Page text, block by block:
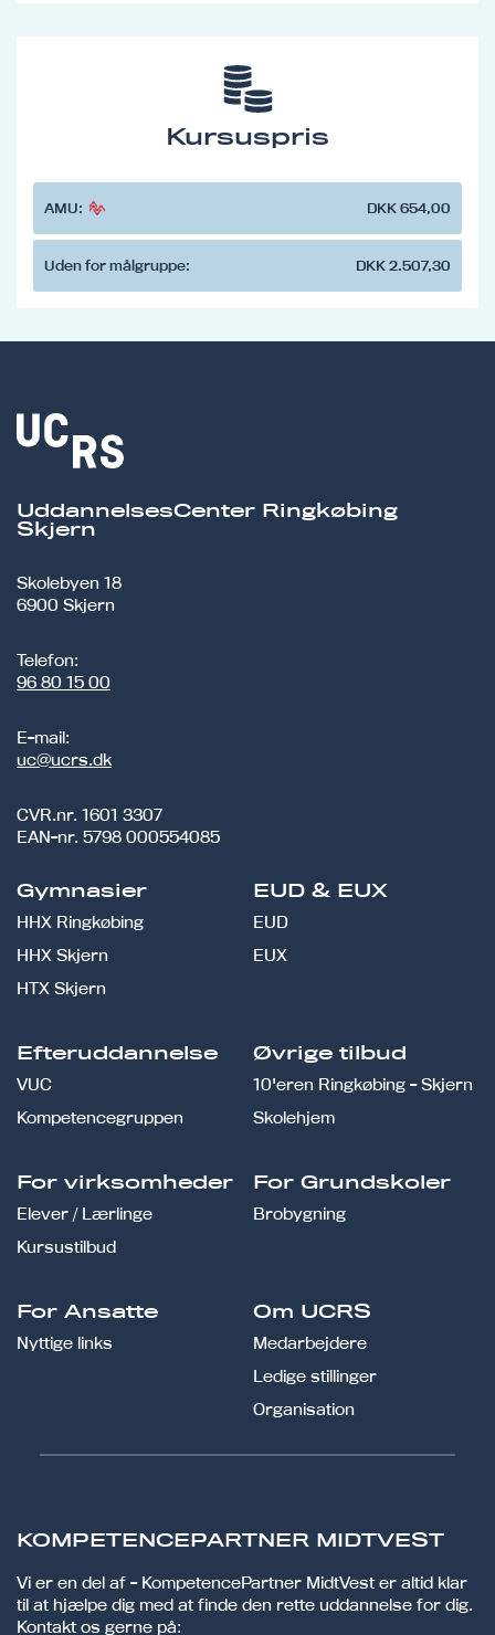
Kursuspris
AMU: DKK 654,00
Uden for målgruppe: DKK 2.507,30
UddannelsesCenter Ringkøbing
Skjern
Skolebyen 18
6900 Skjern
Telefon:
96 80 15 00
E-mail:
uc@ucrs.dk
CVR.nr. 1601 3307
EAN-nr. 5798 000554085
Gymnasier
HHX Ringkøbing
HHX Skjern
HTX Skjern
EUD & EUX
EUD
EUX
Efteruddannelse
VUC
Kompetencegruppen
Øvrige tilbud
10'eren Ringkøbing - Skjern
Skolehjem
For virksomheder
Elever / Lærlinge
Kursustilbud
For Grundskoler
Brobygning
For Ansatte
Nyttige links
Om UCRS
Medarbejdere
Ledige stillinger
Organisation
KOMPETENCEPARTNER MIDTVEST
Vi er en del af - KompetencePartner MidtVest er altid klar
til at hjælpe dig med at finde den rette uddannelse for dig.
Kontakt os gerne på: